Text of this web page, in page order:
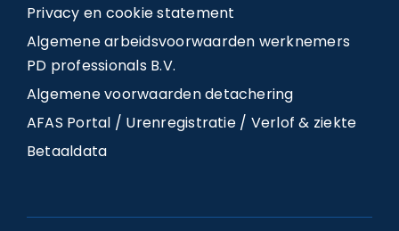
Privacy en cookie statement
Algemene arbeidsvoorwaarden werknemers
PD professionals B.V.
Algemene voorwaarden detachering
AFAS Portal / Urenregistratie / Verlof & ziekte
Betaaldata